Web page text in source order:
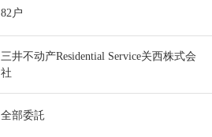
82户
三井不动产Residential Service关西株式会
社
全部委託